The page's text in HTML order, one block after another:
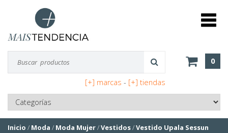
0
[+] marcas - [+] tiendas
Inicio / Moda / Moda Mujer/Vestidos/Vestido Upala Sessun